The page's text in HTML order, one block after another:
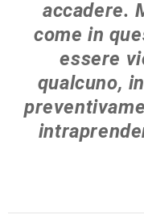
accadere.
come in
essere
qualcuno,